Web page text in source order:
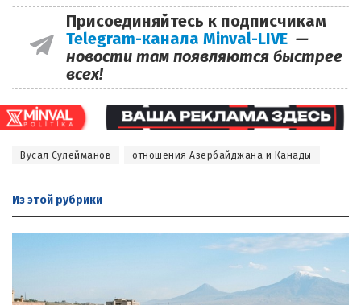
Присоединяйтесь к подписчикам
Telegram-канала Minval-LIVE —
новости там появляются быстрее
всех!
Вусал Сулейманов отношения Азербайджана и Канады
Из этой рубрики